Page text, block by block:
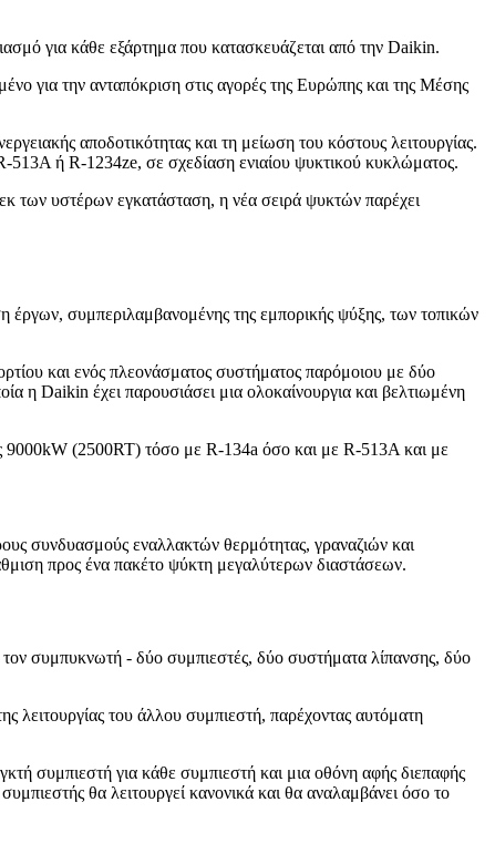
για κάθε εξάρτημα που κατασκευάζεται από την Daikin.
για την ανταπόκριση στις αγορές της Ευρώπης και της Μέσης
αποδοτικότητας και τη μείωση του κόστους λειτουργίας.
513A ή R-1234ze, σε σχεδίαση ενιαίου ψυκτικού κυκλώματος.
των υστέρων εγκατάσταση, η νέα σειρά ψυκτών παρέχει
έργων, συμπεριλαμβανομένης της εμπορικής ψύξης, των τοπικών
και ενός πλεονάσματος συστήματος παρόμοιου με δύο
η Daikin έχει παρουσιάσει μια ολοκαίνουργια και βελτιωμένη
(2500RT) τόσο με R-134a όσο και με R-513A και με
συνδυασμούς εναλλακτών θερμότητας, γραναζιών και
προς ένα πακέτο ψύκτη μεγαλύτερων διαστάσεων.
συμπυκνωτή - δύο συμπιεστές, δύο συστήματα λίπανσης, δύο
λειτουργίας του άλλου συμπιεστή, παρέχοντας αυτόματη
συμπιεστή για κάθε συμπιεστή και μια οθόνη αφής διεπαφής
θα λειτουργεί κανονικά και θα αναλαμβάνει όσο το